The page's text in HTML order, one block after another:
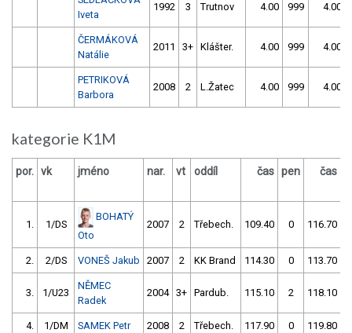
Iveta
1992 3 Trutnov 4.00 999 4.00
ČERMÁKOVÁ
Natálie
2011 3+ Klášter. 4.00 999 4.00
PETRIKOVÁ
Barbora
2008 2 L.Žatec 4.00 999 4.00
kategorie K1M
por. vk jméno nar. vt oddíl čas pen čas
1. 1/DS
BOHATÝ
Oto
2007 2 Třebech. 109.40 0 116.70
2. 2/DS VONEŠ Jakub 2007 2 KK Brand 114.30 0 113.70
3. 1/U23
NĚMEC
Radek
2004 3+ Pardub. 115.10 2 118.10
4. 1/DM SAMEK Petr 2008 2 Třebech. 117.90 0 119.80